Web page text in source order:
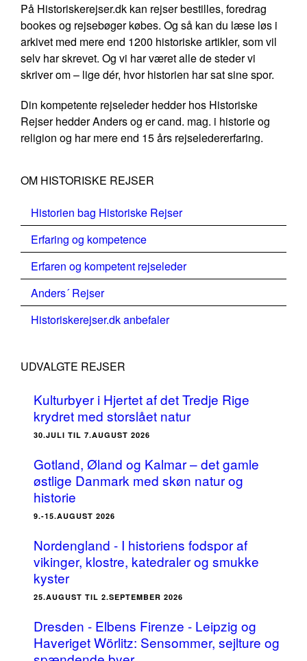
På Historiskerejser.dk kan rejser bestilles, foredrag
bookes og rejsebøger købes. Og så kan du læse løs i
arkivet med mere end 1200 historiske artikler, som vil
selv har skrevet. Og vi har været alle de steder vi
skriver om – lige dér, hvor historien har sat sine spor.
Din kompetente rejseleder hedder hos Historiske
Rejser hedder Anders og er cand. mag. i historie og
religion og har mere end 15 års rejseledererfaring.
OM HISTORISKE REJSER
Historien bag Historiske Rejser
Erfaring og kompetence
Erfaren og kompetent rejseleder
Anders´ Rejser
Historiskerejser.dk anbefaler
UDVALGTE REJSER
Kulturbyer i Hjertet af det Tredje Rige
krydret med storslået natur
30.JULI TIL 7.AUGUST 2026
Gotland, Øland og Kalmar – det gamle
østlige Danmark med skøn natur og
historie
9.-15.AUGUST 2026
Nordengland - I historiens fodspor af
vikinger, klostre, katedraler og smukke
kyster
25.AUGUST TIL 2.SEPTEMBER 2026
Dresden - Elbens Firenze - Leipzig og
Haveriget Wörlitz: Sensommer, sejlture og